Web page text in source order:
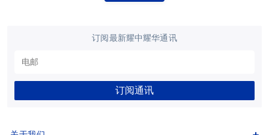
订阅最新耀中耀华通讯
订阅通讯